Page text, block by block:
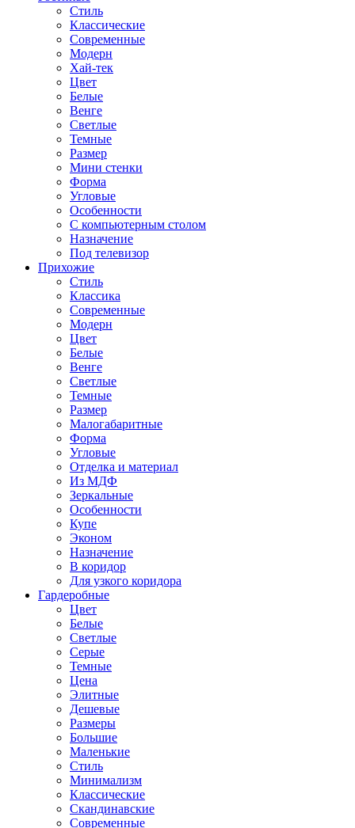
Стиль
Классические
Современные
Модерн
Хай-тек
Цвет
Белые
Венге
Светлые
Темные
Размер
Мини стенки
Форма
Угловые
Особенности
С компьютерным столом
Назначение
Под телевизор
Прихожие
Стиль
Классика
Современные
Модерн
Цвет
Белые
Венге
Светлые
Темные
Размер
Малогабаритные
Форма
Угловые
Отделка и материал
Из МДФ
Зеркальные
Особенности
Купе
Эконом
Назначение
В коридор
Для узкого коридора
Гардеробные
Цвет
Белые
Светлые
Серые
Темные
Цена
Элитные
Дешевые
Размеры
Большие
Маленькие
Стиль
Минимализм
Классические
Скандинавские
Современные